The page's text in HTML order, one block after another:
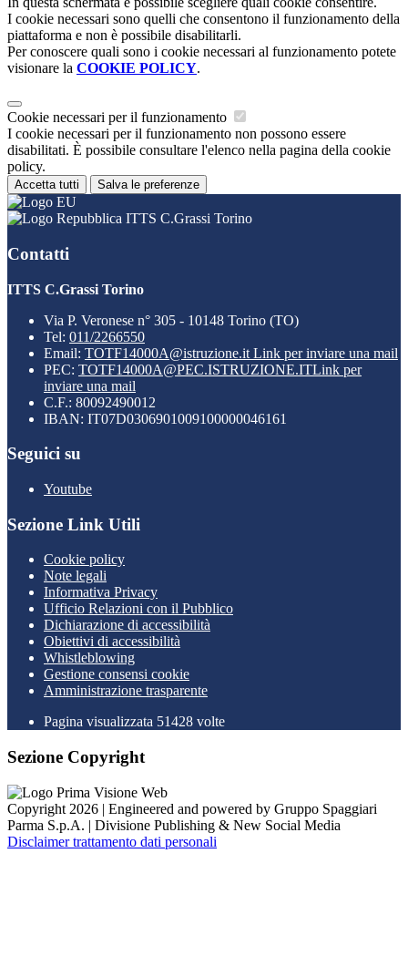
I cookie necessari sono quelli che consentono il funzionamento della
piattaforma e non è possibile disabilitarli.
Per conoscere quali sono i cookie necessari al funzionamento potete
visionare la COOKIE POLICY.
Cookie necessari per il funzionamento
I cookie necessari per il funzionamento non possono essere
disabilitati. È possibile consultare l'elenco nella pagina della cookie
policy.
Accetta tutti Salva le preferenze
ITTS C.Grassi Torino
Contatti
ITTS C.Grassi Torino
Via P. Veronese n° 305 - 10148 Torino (TO)
Tel: 011/2266550
Email: TOTF14000A@istruzione.it Link per inviare una mail
PEC: TOTF14000A@PEC.ISTRUZIONE.ITLink per
inviare una mail
C.F.: 80092490012
IBAN: IT07D0306901009100000046161
Seguici su
Youtube
Sezione Link Utili
Cookie policy
Note legali
Informativa Privacy
Ufficio Relazioni con il Pubblico
Dichiarazione di accessibilità
Obiettivi di accessibilità
Whistleblowing
Gestione consensi cookie
Amministrazione trasparente
Pagina visualizzata 51428 volte
Sezione Copyright
Copyright 2026 | Engineered and powered by Gruppo Spaggiari
Parma S.p.A. | Divisione Publishing & New Social Media
Disclaimer trattamento dati personali